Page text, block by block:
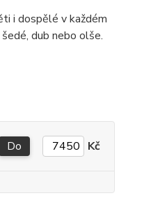
i dospělé v každém
dub nebo olše.
Do Kč